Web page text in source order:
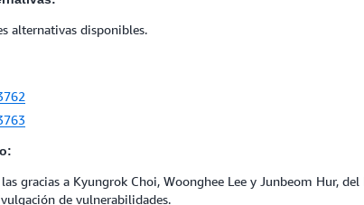
alternativas disponibles.
gracias a Kyungrok Choi, Woonghee Lee y Junbeom Hur,
de vulnerabilidades.